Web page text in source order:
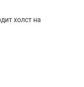
холст на